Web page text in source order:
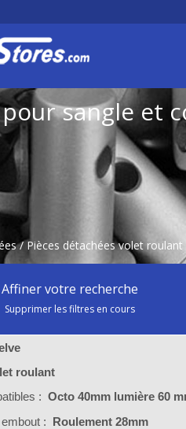
sangle et
/Pièces détachées volet roulant
Affiner votre recherche
Supprimer les filtres en cours
roulant
: Octo 40mm lumière 60
: Roulement 28mm